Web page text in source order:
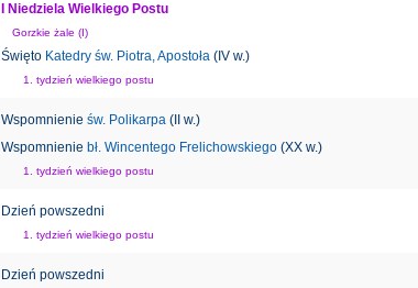
I Niedziela Wielkiego Postu
Gorzkie żale (I)
Święto Katedry św. Piotra, Apostoła(IV w.)
1. tydzień wielkiego postu
Wspomnienie św. Polikarpa(II w.)
Wspomnienie bł. Wincentego Frelichowskiego(XX w.)
1. tydzień wielkiego postu
Dzień powszedni
1. tydzień wielkiego postu
Dzień powszedni